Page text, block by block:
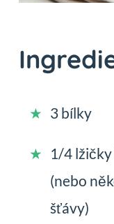
3 bílky
1/4
(nebo
šťávy)